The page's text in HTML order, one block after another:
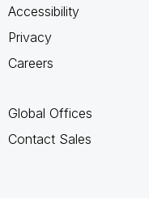
Accessibility
Privacy
Careers
Global Offices
Contact Sales